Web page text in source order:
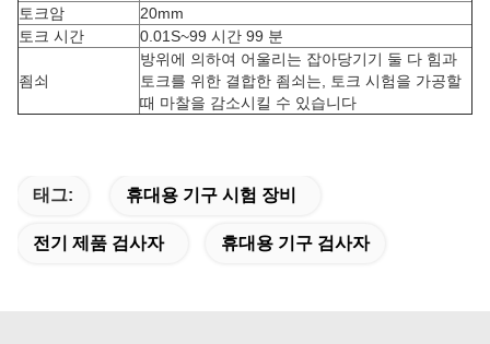
토크암
20mm
토크 시간
0.01S~99 시간 99 분
죔쇠
방위에 의하여 어울리는 잡아당기기 둘 다 힘과
토크를 위한 결합한 죔쇠는, 토크 시험을 가공할
때 마찰을 감소시킬 수 있습니다
태그: 휴대용 기구 시험 장비
전기 제품 검사자 휴대용 기구 검사자